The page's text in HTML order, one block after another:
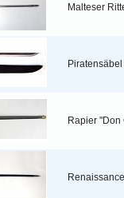
Malteser
Piratensäbel
Rapier "Don